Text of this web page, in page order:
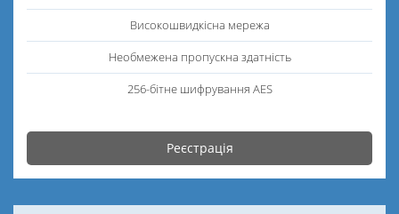
Високошвидкісна мережа
Необмежена пропускна здатність
256-бітне шифрування AES
Реєстрація